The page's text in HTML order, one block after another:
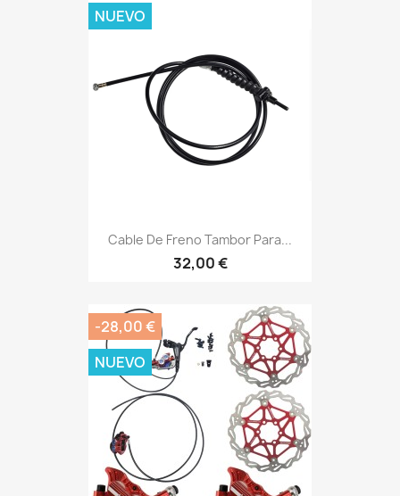
Cable De Freno Tambor Para...
32,00 €
NUEVO
-28,00 €
NUEVO